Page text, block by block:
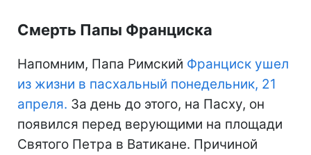
Смерть Папы Франциска
Напомним, Папа Римский Франциск ушел
из жизни в пасхальный понедельник, 21
апреля. За день до этого, на Пасху, он
появился перед верующими на площади
Святого Петра в Ватикане. Причиной